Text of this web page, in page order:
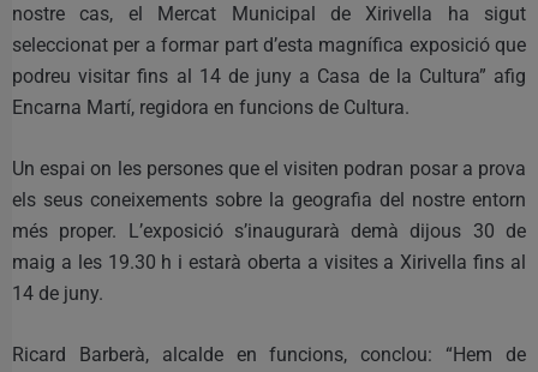
nostre cas, el Mercat Municipal de Xirivella ha sigut
seleccionat per a formar part d’esta magnífica exposició que
podreu visitar fins al 14 de juny a Casa de la Cultura” afig
Encarna Martí, regidora en funcions de Cultura.
Un espai on les persones que el visiten podran posar a prova
els seus coneixements sobre la geografia del nostre entorn
més proper. L’exposició s’inaugurarà demà dijous 30 de
maig a les 19.30 h i estarà oberta a visites a Xirivella fins al
14 de juny.
Ricard Barberà, alcalde en funcions, conclou: “Hem de